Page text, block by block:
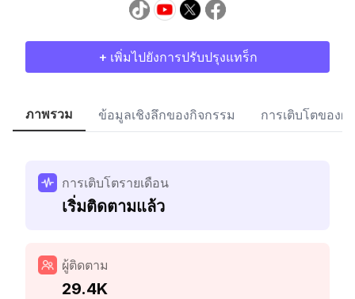
+ เพิ่มไปยังการปรับปรุงแทร็ก
ภาพรวม ข้อมูลเชิงลึกของกิจกรรม การเติบโตของผู้
การเติบโตรายเดือน
เริ่มติดตามแล้ว
ผู้ติดตาม
29.4K